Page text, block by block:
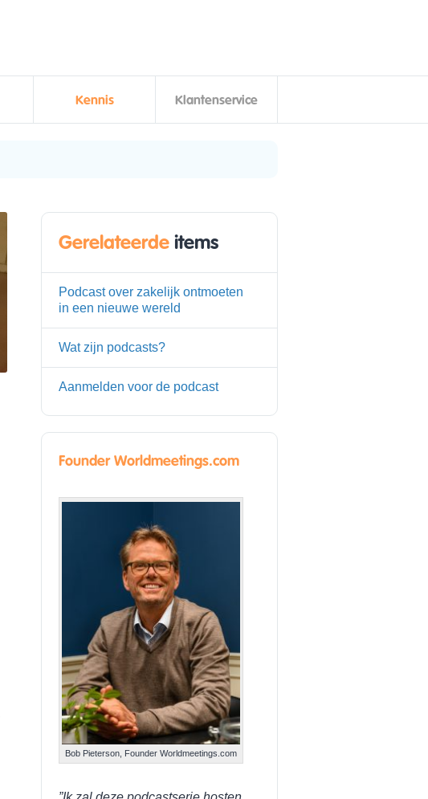
Kennis Klantenservice
Gerelateerde items
Podcast over zakelijk ontmoeten
in een nieuwe wereld
Wat zijn podcasts?
Aanmelden voor de podcast
Founder Worldmeetings.com
Bob Pieterson, Founder Worldmeetings.com